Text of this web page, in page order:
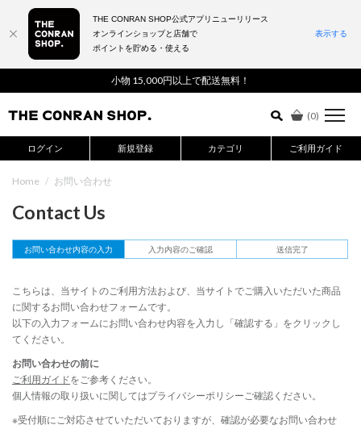
小物 15,000円以上で配送無料！
(0)
ログイン 新規登録 カテゴリ ご利用ガイド
詳細検索はこちら
Home / お問い合わせ
Contact Us
お問い合わせ内容の入力 入力内容のご確認 送信完了
こちらは、当サイトのご利用方法および、当サイトでご購入いただいた商品
に関するお問い合わせフォームです。
以下の入力フォームにお問い合わせ内容を入力し「確認する」をクリックし
てください。
お問い合わせの前に
ご利用ガイドをご参考ください。
個人情報の取り扱いに関してはプライバシーポリシーご確認ください。
※受付順にご対応させていただいておりますが、確認が必要なお問い合わせ
THE CONRAN SHOP公式アプリニューリリース
オンラインショップと店舗で
ポイントを貯める・使える
表示する